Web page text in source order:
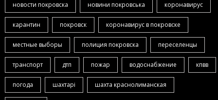
новости покровска новини покровська коронавирус
карантин покровск коронавирус в покровске
местные выборы полиция покровска переселенцы
транспорт дтп пожар водоснабжение кпвв
погода шахтарі шахта краснолиманская